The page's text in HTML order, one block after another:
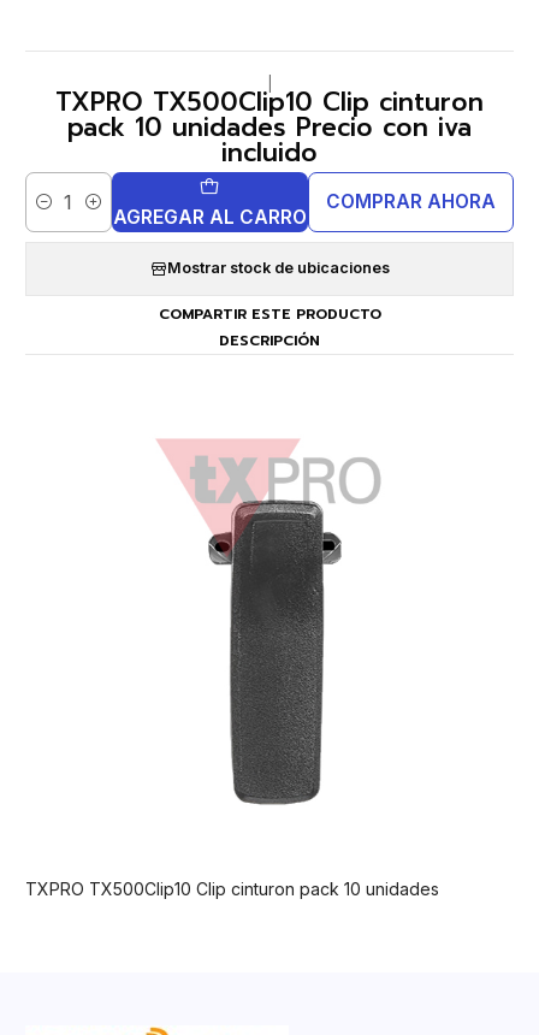
TXPRO TX500Clip10 Clip cinturon
pack 10 unidades Precio con iva
incluido
Cantidad AGREGAR AL CARRO
COMPRAR AHORA
Mostrar stock de ubicaciones
COMPARTIR ESTE PRODUCTO
DESCRIPCIÓN
TXPRO TX500Clip10 Clip cinturon pack 10 unidades